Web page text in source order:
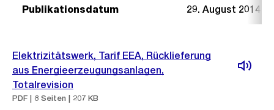
Publikationsdatum 29. August 2014
Elektrizitätswerk, Tarif EEA, Rücklieferung
aus Energieerzeugungsanlagen,
Totalrevision
PDF | 8 Seiten | 207 KB